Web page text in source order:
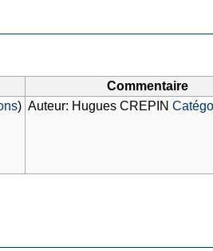
Commentaire
) Auteur: Hugues CREPIN